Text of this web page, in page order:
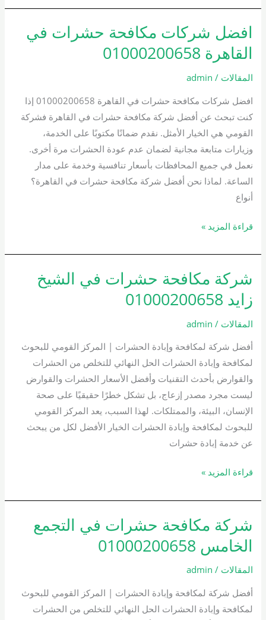
افضل شركات مكافحة حشرات في
القاهرة 01000200658
المقالات /
admin
افضل شركات مكافحة حشرات في القاهرة 01000200658 إذا
كنت تبحث عن أفضل شركة مكافحة حشرات في القاهرة فشركة
القومي هي الخيار الأمثل. نقدم ضمانًا مكتوبًا على الخدمة،
وزيارات متابعة مجانية لضمان عدم عودة الحشرات مرة أخرى.
نعمل في جميع المحافظات بأسعار تنافسية وخدمة على مدار
الساعة. لماذا نحن أفضل شركة مكافحة حشرات في القاهرة؟
أنواع
افضل
شركات
مكافحة
حشرات
القاهرة
01000200658
قراءة المزيد »
شركة مكافحة حشرات في الشيخ
زايد 01000200658
المقالات /
admin
أفضل شركة لمكافحة وإبادة الحشرات | المركز القومي للبحوث
لمكافحة وإبادة الحشرات الحل النهائي للتخلص من الحشرات
والقوارض بأحدث التقنيات وأفضل الأسعار الحشرات والقوارض
ليست مجرد مصدر إزعاج، بل تشكل خطرًا حقيقيًا على صحة
الإنسان، البيئة، والممتلكات. لهذا السبب، يعد المركز القومي
للبحوث لمكافحة وإبادة الحشرات الخيار الأفضل لكل من يبحث
عن خدمة إبادة حشرات
شركة
مكافحة
حشرات
في
الشيخ
01000200658
قراءة المزيد »
شركة مكافحة حشرات في التجمع
الخامس 01000200658
المقالات /
admin
أفضل شركة لمكافحة وإبادة الحشرات | المركز القومي للبحوث
لمكافحة وإبادة الحشرات الحل النهائي للتخلص من الحشرات
شركة
مكافحة
حشرات
في
التجمع
الخامس
01000200658